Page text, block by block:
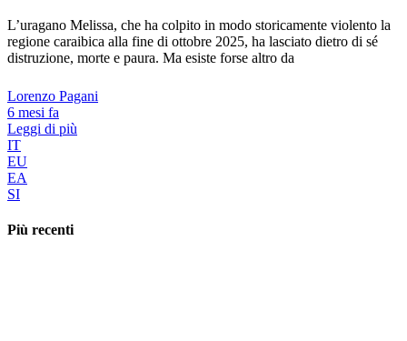
L’uragano Melissa, che ha colpito in modo storicamente violento la
regione caraibica alla fine di ottobre 2025, ha lasciato dietro di sé
distruzione, morte e paura. Ma esiste forse altro da
Lorenzo Pagani
6 mesi fa
Leggi di più
IT
EU
EA
SI
Più recenti